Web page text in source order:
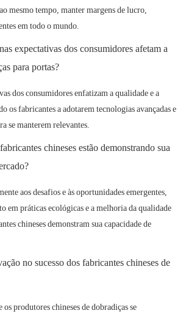
mesmo tempo, manter margens de lucro,
em todo o mundo.
expectativas dos consumidores afetam a
para portas?
dos consumidores enfatizam a qualidade e a
os fabricantes a adotarem tecnologias avançadas e
se manterem relevantes.
chineses estão demonstrando sua
aos desafios e às oportunidades emergentes,
em práticas ecológicas e a melhoria da qualidade
chineses demonstram sua capacidade de
no sucesso dos fabricantes chineses de
produtores chineses de dobradiças se